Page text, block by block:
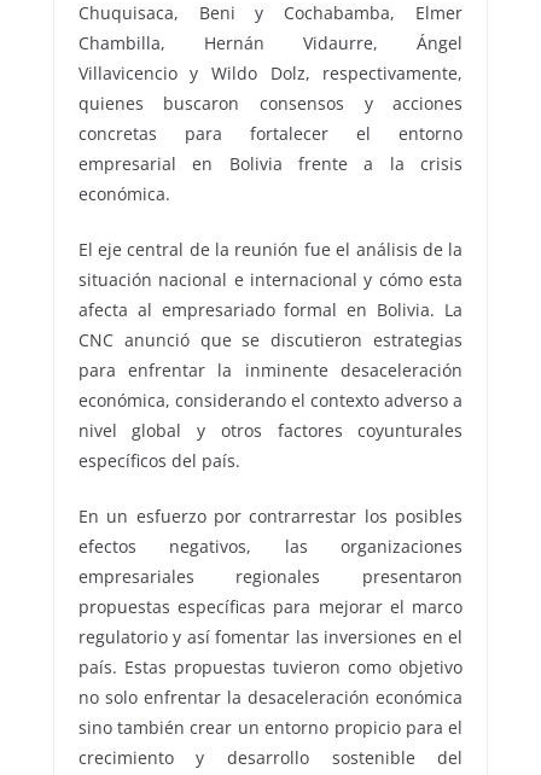
Chuquisaca, Beni y Cochabamba, Elmer
Chambilla, Hernán Vidaurre, Ángel
Villavicencio y Wildo Dolz, respectivamente,
quienes buscaron consensos y acciones
concretas para fortalecer el entorno
empresarial en Bolivia frente a la crisis
económica.
El eje central de la reunión fue el análisis de la
situación nacional e internacional y cómo esta
afecta al empresariado formal en Bolivia. La
CNC anunció que se discutieron estrategias
para enfrentar la inminente desaceleración
económica, considerando el contexto adverso a
nivel global y otros factores coyunturales
específicos del país.
En un esfuerzo por contrarrestar los posibles
efectos negativos, las organizaciones
empresariales regionales presentaron
propuestas específicas para mejorar el marco
regulatorio y así fomentar las inversiones en el
país. Estas propuestas tuvieron como objetivo
no solo enfrentar la desaceleración económica
sino también crear un entorno propicio para el
crecimiento y desarrollo sostenible del